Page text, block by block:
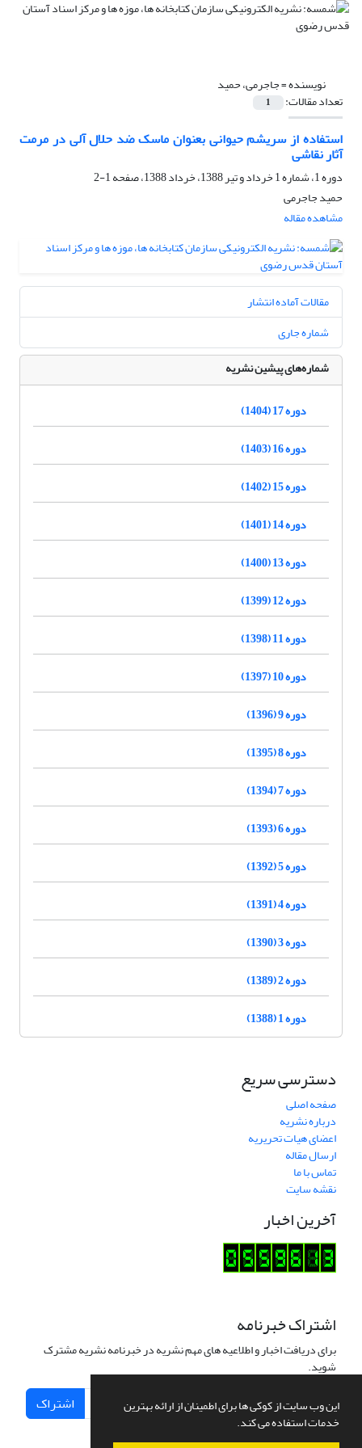
این وب سایت از کوکی ها برای اطمینان از ارائه بهترین
خدمات استفاده می کند.
نویسنده =جاجرمی، حمید
تعداد مقالات: 1
استفاده از سریشم حیوانی بعنوان ماسک ضد حلال آلی در مرمت
آثار نقاشی
دوره 1، شماره 1 خرداد و تیر 1388، خرداد 1388، صفحه
1-2
حمید جاجرمی
مشاهده مقاله
مقالات آماده انتشار
شماره جاری
شماره‌های پیشین نشریه
دوره 17 (1404)
دوره 16 (1403)
دوره 15 (1402)
دوره 14 (1401)
دوره 13 (1400)
دوره 12 (1399)
دوره 11 (1398)
دوره 10 (1397)
دوره 9 (1396)
دوره 8 (1395)
دوره 7 (1394)
دوره 6 (1393)
دوره 5 (1392)
دوره 4 (1391)
دوره 3 (1390)
دوره 2 (1389)
دوره 1 (1388)
دسترسی سریع
صفحه اصلی
درباره نشریه
اعضای هیات تحریریه
ارسال مقاله
تماس با ما
نقشه سایت
آخرین اخبار
اشتراک خبرنامه
برای دریافت اخبار و اطلاعیه های مهم نشریه در خبرنامه نشریه مشترک
شوید.
اشتراک